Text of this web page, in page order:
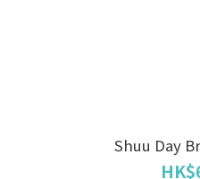
Shuu Day